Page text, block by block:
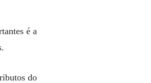
é a
do